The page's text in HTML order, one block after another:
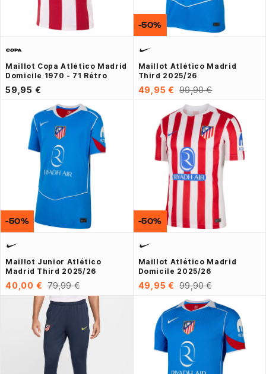
Maillot Copa Atlético Madrid
Domicile 1970 - 71 Rétro
59,95 €
Maillot Atlético Madrid
Third 2025/26
49,95 € 99,90 €
-50%
Maillot Junior Atlético
Madrid Third 2025/26
40,00 € 79,99 €
-50%
Maillot Atlético Madrid
Domicile 2025/26
49,95 € 99,90 €
-50%